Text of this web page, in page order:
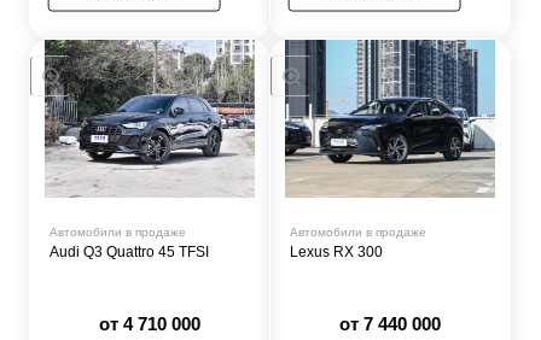
Автомобили в продаже
Audi Q3 Quattro 45 TFSI
от 4 710 000
Автомобили в продаже
Lexus RX 300
от 7 440 000